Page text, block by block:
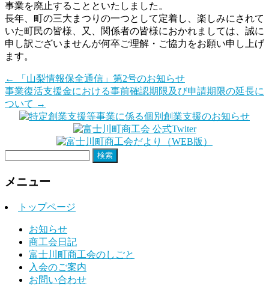
事業を廃止することといたしました。
長年、町の三大まつりの一つとして定着し、楽しみにされて
いた町民の皆様、又、関係者の皆様におかれましては、誠に
申し訳ございませんが何卒ご理解・ご協力をお願い申し上げ
ます。
←
「山梨情報保全通信」第2号のお知らせ
事業復活支援金における事前確認期限及び申請期限の延長に
ついて →
検
メニュー
トップページ
お知らせ
商工会日記
富士川町商工会のしごと
入会のご案内
お問い合わせ